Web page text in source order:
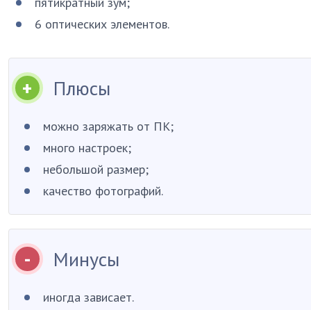
6 оптических элементов.
Плюсы
можно заряжать от ПК;
много настроек;
небольшой размер;
качество фотографий.
Минусы
иногда зависает.